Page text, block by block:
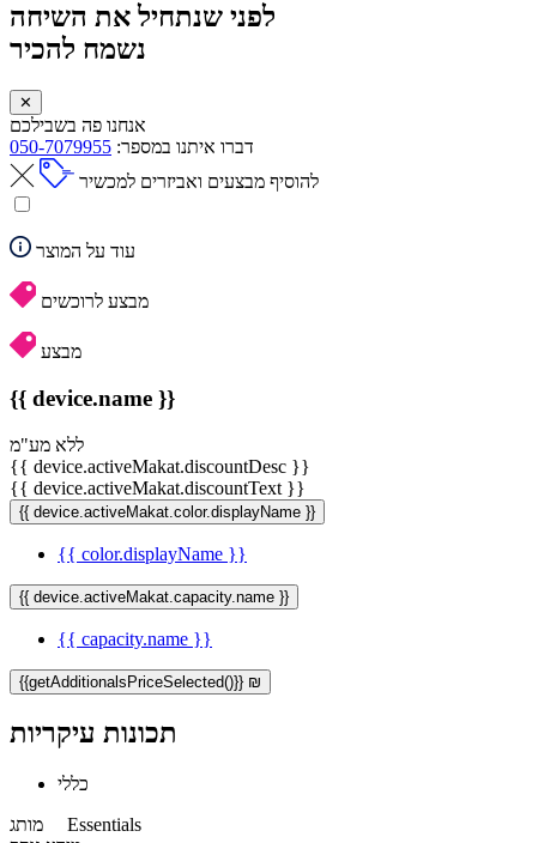
לפני שנתחיל את השיחה
נשמח להכיר
✕
אנחנו פה בשבילכם
דברו איתנו במספר: 050-7079955
להוסיף מבצעים ואביזרים למכשיר
עוד על המוצר
מבצע לרוכשים
מבצע
{{ device.name }}
ללא מע"מ
{{ device.activeMakat.discountDesc }}
{{ device.activeMakat.discountText }}
{{ device.activeMakat.color.displayName }}
{{ color.displayName }}
{{ device.activeMakat.capacity.name }}
{{ capacity.name }}
{{getAdditionalsPriceSelected()}} ₪
תכונות עיקריות
כללי
מותג Essentials